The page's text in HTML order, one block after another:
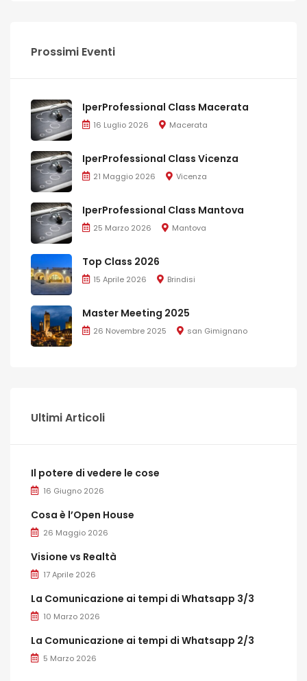
Prossimi Eventi
IperProfessional Class Macerata
16 Luglio 2026 Macerata
IperProfessional Class Vicenza
21 Maggio 2026 Vicenza
IperProfessional Class Mantova
25 Marzo 2026 Mantova
Top Class 2026
15 Aprile 2026 Brindisi
Master Meeting 2025
26 Novembre 2025 san Gimignano
Ultimi Articoli
Il potere di vedere le cose
16 Giugno 2026
Cosa è l’Open House
26 Maggio 2026
Visione vs Realtà
17 Aprile 2026
La Comunicazione ai tempi di Whatsapp 3/3
10 Marzo 2026
La Comunicazione ai tempi di Whatsapp 2/3
5 Marzo 2026